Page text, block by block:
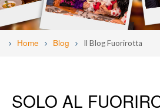
Home Blog Il Blog Fuorirotta
SOLO AL